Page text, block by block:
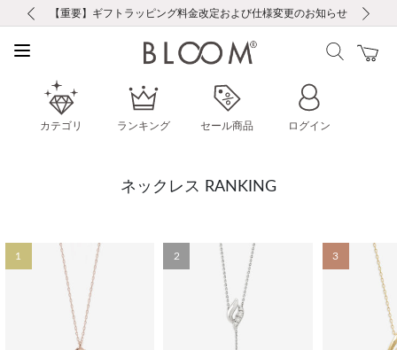
お修理・アフターサービスのご案内
【重要】令和８年熊本地震に伴う集配への影響について
【重要】ギフトラッピング料金改定および仕様変更のお知らせ
【重要】夏季休業の営業についてのご案内
税込5,500円以上で送料無料｜最短24時間以内に発送
新規会員登録で1000ポイントプレゼント！
LINE友だち登録で500円クーポンプレゼント
会員限定！レビュー投稿で100ポイントプレゼント
お修理・アフターサービスのご案内
【重要】令和８年熊本地震に伴う集配への影響について
カテゴリ ランキング セール商品 ログイン
ネックレス RANKING
1 2 3